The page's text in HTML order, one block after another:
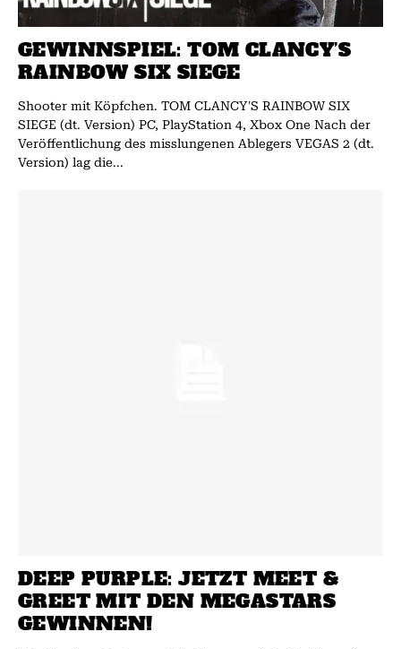
GEWINNSPIEL: TOM CLANCY’S
RAINBOW SIX SIEGE
Shooter mit Köpfchen. TOM CLANCY'S RAINBOW SIX
SIEGE (dt. Version) PC, PlayStation 4, Xbox One Nach der
Veröffentlichung des misslungenen Ablegers VEGAS 2 (dt.
Versi­on) lag die...
DEEP PURPLE: JETZT MEET &
GREET MIT DEN MEGASTARS
GEWINNEN!